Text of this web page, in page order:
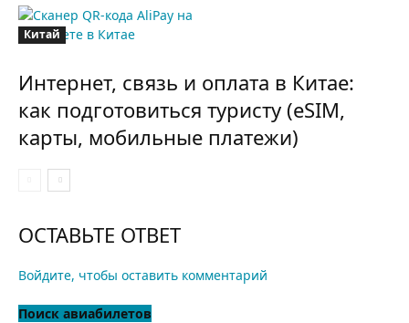
Китай
Интернет, связь и оплата в Китае:
как подготовиться туристу (eSIM,
карты, мобильные платежи)
ОСТАВЬТЕ ОТВЕТ
Войдите, чтобы оставить комментарий
Поиск авиабилетов